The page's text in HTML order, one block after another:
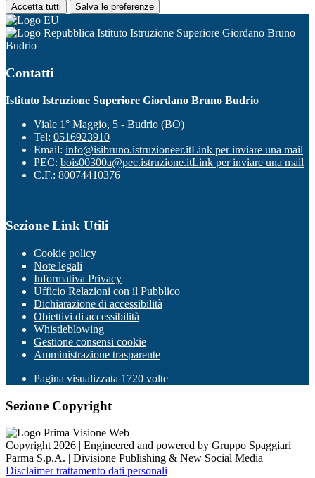
Accetta tutti Salva le preferenze
Istituto Istruzione Superiore Giordano Bruno
Budrio
Contatti
Istituto Istruzione Superiore Giordano Bruno Budrio
Viale 1° Maggio, 5 - Budrio (BO)
Tel: 0516923910
Email: info@isibruno.istruzioneer.itLink per inviare una mail
PEC: bois00300a@pec.istruzione.itLink per inviare una mail
C.F.: 80074410376
Sezione Link Utili
Cookie policy
Note legali
Informativa Privacy
Ufficio Relazioni con il Pubblico
Dichiarazione di accessibilità
Obiettivi di accessibilità
Whistleblowing
Gestione consensi cookie
Amministrazione trasparente
Pagina visualizzata 1720 volte
Sezione Copyright
Copyright 2026 | Engineered and powered by Gruppo Spaggiari
Parma S.p.A. | Divisione Publishing & New Social Media
Disclaimer trattamento dati personali